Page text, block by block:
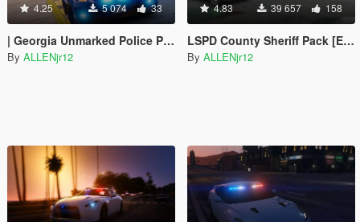
4.25 5 074 33
| Georgia Unmarked Police Pack |
By ALLENjr12
4.83 39 657 158
LSPD County Sheriff Pack [ELS]
By ALLENjr12